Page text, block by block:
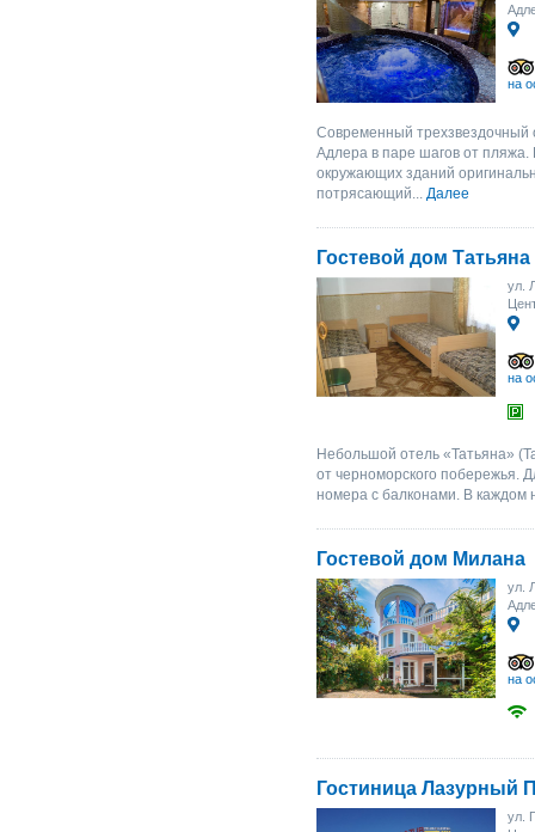
на
Современный трехзвездочный
Адлера в паре шагов от пляжа.
окружающих зданий
потрясающий... Далее
Гостевой дом Татьяна
ул.
на
Небольшой отель «Татьяна»
от черноморского побережья.
номера с балконами. В каждом
Гостевой дом Милана
ул.
на
Гостиница Лазурный
ул.